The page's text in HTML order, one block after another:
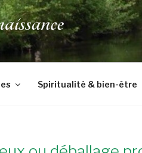
Spiritualité & bien-être